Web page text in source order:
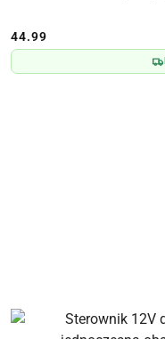
Cena:
44.99